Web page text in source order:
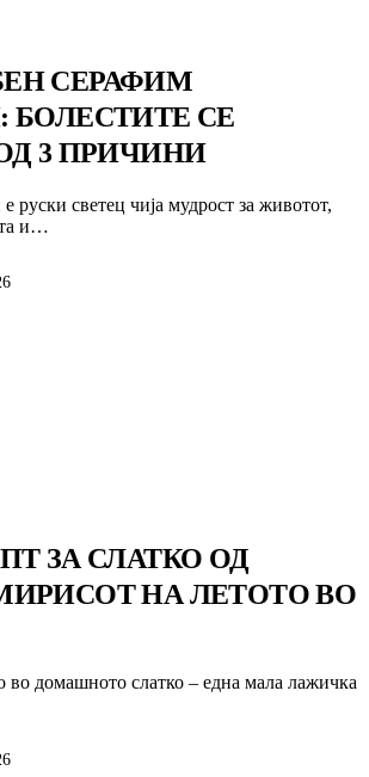
СЕРАФИМ
БОЛЕСТИТЕ СЕ
3 ПРИЧИНИ
руски светец чија мудрост за животот,
и…
ЗА СЛАТКО ОД
НА ЛЕТОТО ВО
домашното слатко – една мала лажичка